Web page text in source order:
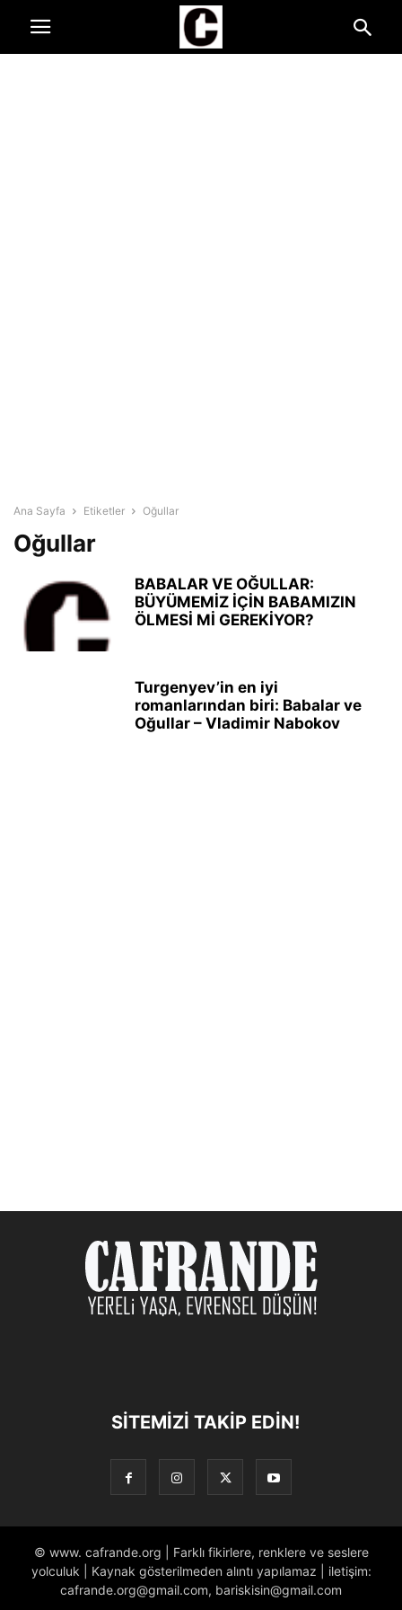
Ana Sayfa Etiketler Oğullar
Oğullar
BABALAR VE OĞULLAR:
BÜYÜMEMİZ İÇİN BABAMIZIN
ÖLMESİ Mİ GEREKİYOR?
Turgenyev’in en iyi
romanlarından biri: Babalar ve
Oğullar – Vladimir Nabokov
SITEMIZI TAKIP EDIN!
© www. cafrande.org | Farklı fikirlere, renklere ve seslere
yolculuk | Kaynak gösterilmeden alıntı yapılamaz | iletişim:
cafrande.org@gmail.com, bariskisin@gmail.com